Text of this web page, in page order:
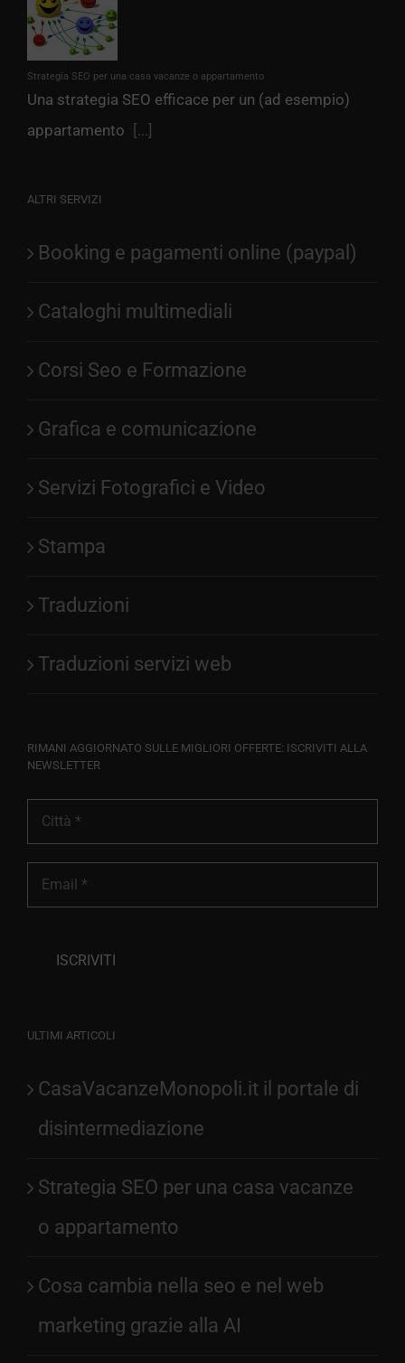
Strategia SEO per una casa vacanze o appartamento
Una strategia SEO efficace per un (ad esempio)
appartamento
[...]
ALTRI SERVIZI
Booking e pagamenti online (paypal)
Cataloghi multimediali
Corsi Seo e Formazione
Grafica e comunicazione
Servizi Fotografici e Video
Stampa
Traduzioni
Traduzioni servizi web
RIMANI AGGIORNATO SULLE MIGLIORI OFFERTE: ISCRIVITI ALLA
NEWSLETTER
ULTIMI ARTICOLI
CasaVacanzeMonopoli.it il portale di
disintermediazione
Strategia SEO per una casa vacanze
o appartamento
Cosa cambia nella seo e nel web
marketing grazie alla AI